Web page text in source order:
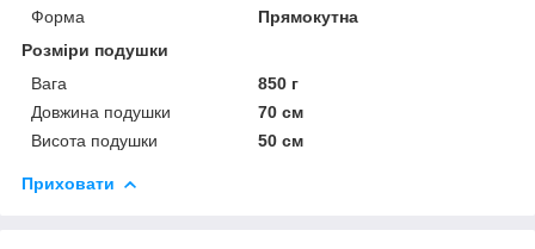
Форма
Прямокутна
Розміри подушки
Вага
850 г
Довжина подушки
70 см
Висота подушки
50 см
Приховати